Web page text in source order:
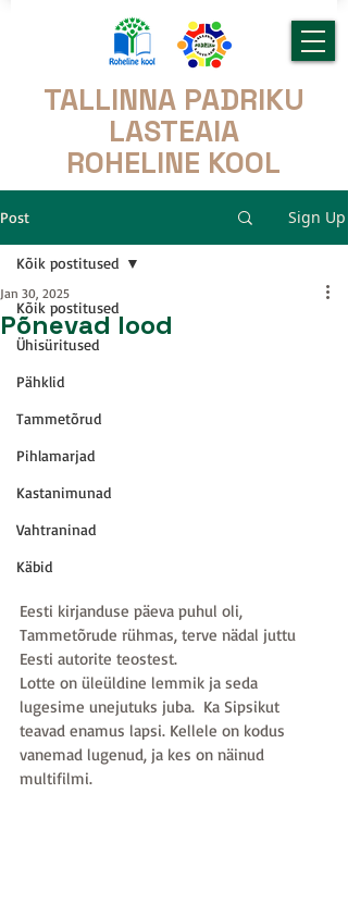
TALLINNA PADRIKU
LASTEAIA
ROHELINE KOOL
Post Sign Up
Kõik postitused
Ühisüritused
Pähklid
Tammetõrud
Pihlamarjad
Kastanimunad
Vahtraninad
Käbid
Kõik postitused
Põnevad lood
Jan 30, 2025
Eesti kirjanduse päeva puhul oli,
Tammetõrude rühmas, terve nädal juttu
Eesti autorite teostest.
Lotte on üleüldine lemmik ja seda
lugesime unejutuks juba.  Ka Sipsikut
teavad enamus lapsi. Kellele on kodus
vanemad lugenud, ja kes on näinud
multifilmi.